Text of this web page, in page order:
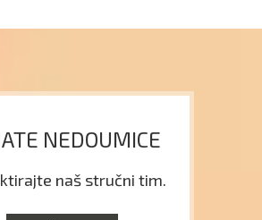
NEDOUMICE
naš stručni tim.